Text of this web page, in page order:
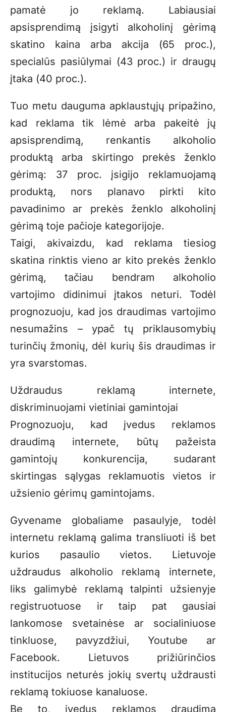
pamatė jo reklamą. Labiausiai
apsisprendimą įsigyti alkoholinį gėrimą
skatino kaina arba akcija (65 proc.),
specialūs pasiūlymai (43 proc.) ir draugų
įtaka (40 proc.).
Tuo metu dauguma apklaustųjų pripažino,
kad reklama tik lėmė arba pakeitė jų
apsisprendimą, renkantis alkoholio
produktą arba skirtingo prekės ženklo
gėrimą: 37 proc. įsigijo reklamuojamą
produktą, nors planavo pirkti kito
pavadinimo ar prekės ženklo alkoholinį
gėrimą toje pačioje kategorijoje.
Taigi, akivaizdu, kad reklama tiesiog
skatina rinktis vieno ar kito prekės ženklo
gėrimą, tačiau bendram alkoholio
vartojimo didinimui įtakos neturi. Todėl
prognozuoju, kad jos draudimas vartojimo
nesumažins – ypač tų priklausomybių
turinčių žmonių, dėl kurių šis draudimas ir
yra svarstomas.
Uždraudus reklamą internete,
diskriminuojami vietiniai gamintojai
Prognozuoju, kad įvedus reklamos
draudimą internete, būtų pažeista
gamintojų konkurencija, sudarant
skirtingas sąlygas reklamuotis vietos ir
užsienio gėrimų gamintojams.
Gyvename globaliame pasaulyje, todėl
internetu reklamą galima transliuoti iš bet
kurios pasaulio vietos. Lietuvoje
uždraudus alkoholio reklamą internete,
liks galimybė reklamą talpinti užsienyje
registruotuose ir taip pat gausiai
lankomose svetainėse ar socialiniuose
tinkluose, pavyzdžiui, Youtube ar
Facebook. Lietuvos prižiūrinčios
institucijos neturės jokių svertų uždrausti
reklamą tokiuose kanaluose.
Be to, įvedus reklamos draudimą